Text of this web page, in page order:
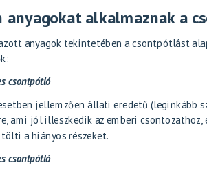
anyagokat alkalmaznak a
anyagok tekintetében a csontpótlást
csontpótló
jellemzően állati eredetű (leginkább
ami jól illeszkedik az emberi
a hiányos részeket.
csontpótló